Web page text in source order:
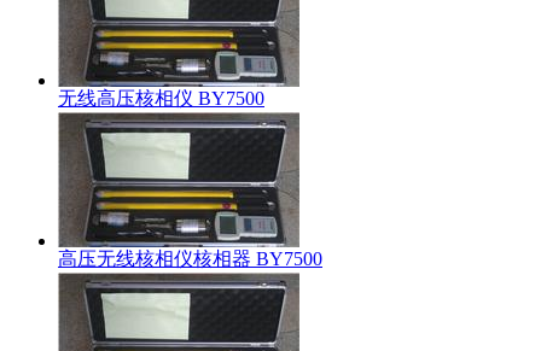
无线高压核相仪 BY7500
高压无线核相仪核相器 BY7500